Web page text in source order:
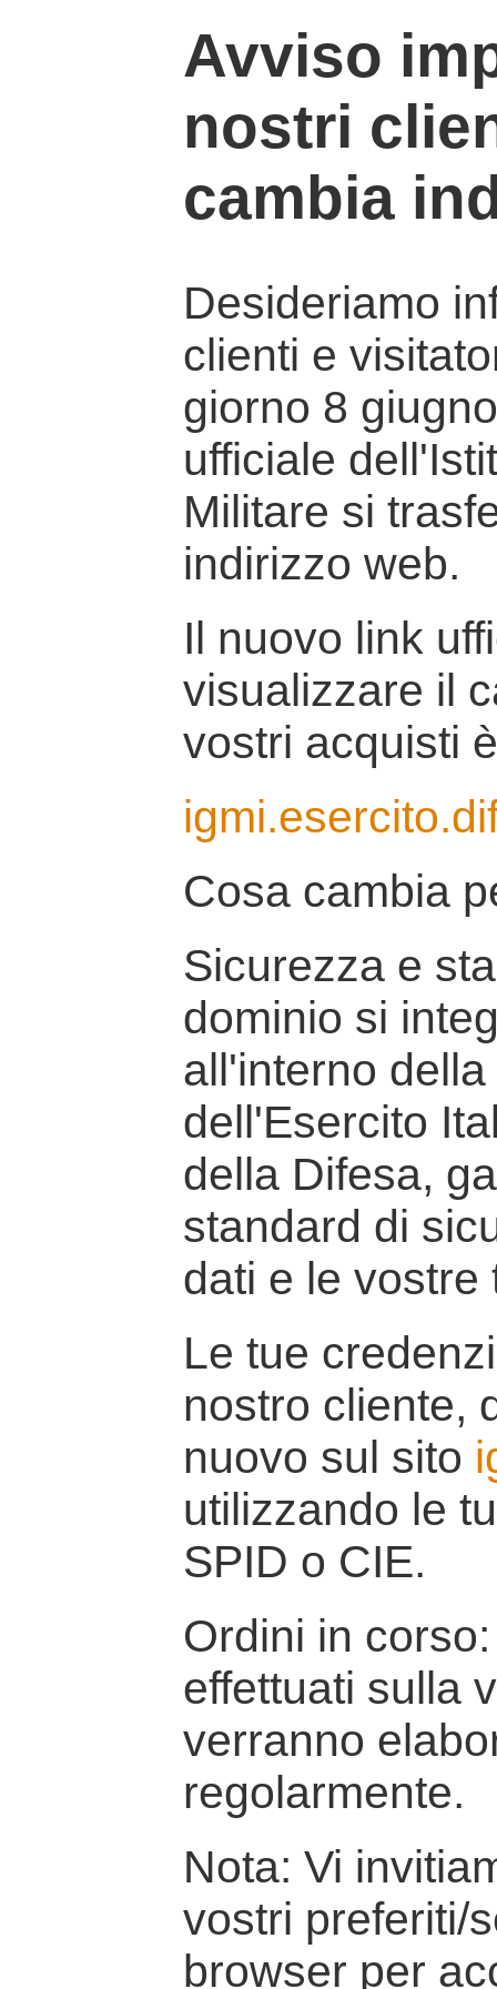
Avviso
nostri
cambia
Desideriamo
clienti e
giorno 8
ufficiale
Militare si
indirizzo web.
Il nuovo link
visualizzare il
vostri acquisti
Cosa cambia
Sicurezza e
dominio si
all'interno
dell'Esercito
della Difesa,
standard di
dati e le vostre
Le tue
nostro cliente,
nuovo sul sito
utilizzando le
SPID o CIE.
Ordini in
effettuati sulla
verranno
regolarmente.
Nota: Vi
vostri preferiti/
browser per